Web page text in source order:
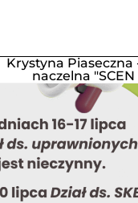
Piaseczna
naczelna